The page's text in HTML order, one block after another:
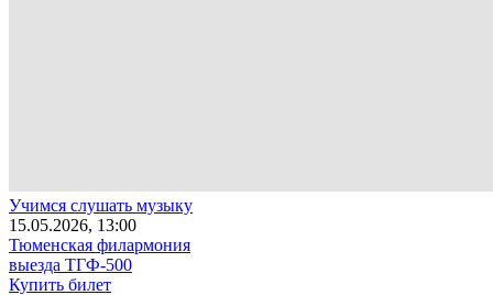
Учимся слушать музыку
15.05.2026, 13:00
Тюменская филармония
выезда ТГФ-500
Купить билет